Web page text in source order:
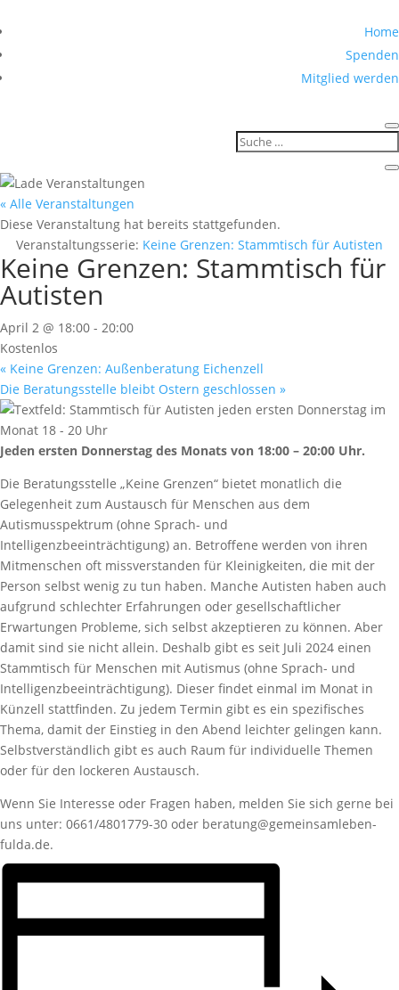
Home
Spenden
Mitglied werden
« Alle Veranstaltungen
Diese Veranstaltung hat bereits stattgefunden.
Veranstaltungsserie: Keine Grenzen: Stammtisch für Autisten
Keine Grenzen: Stammtisch für
Autisten
April 2 @ 18:00 - 20:00
Kostenlos
« Keine Grenzen: Außenberatung Eichenzell
Die Beratungsstelle bleibt Ostern geschlossen »
Jeden ersten Donnerstag des Monats von 18:00 – 20:00 Uhr.
Die Beratungsstelle „Keine Grenzen“ bietet monatlich die
Gelegenheit zum Austausch für Menschen aus dem
Autismusspektrum (ohne Sprach- und
Intelligenzbeeinträchtigung) an. Betroffene werden von ihren
Mitmenschen oft missverstanden für Kleinigkeiten, die mit der
Person selbst wenig zu tun haben. Manche Autisten haben auch
aufgrund schlechter Erfahrungen oder gesellschaftlicher
Erwartungen Probleme, sich selbst akzeptieren zu können. Aber
damit sind sie nicht allein. Deshalb gibt es seit Juli 2024 einen
Stammtisch für Menschen mit Autismus (ohne Sprach- und
Intelligenzbeeinträchtigung). Dieser findet einmal im Monat in
Künzell stattfinden. Zu jedem Termin gibt es ein spezifisches
Thema, damit der Einstieg in den Abend leichter gelingen kann.
Selbstverständlich gibt es auch Raum für individuelle Themen
oder für den lockeren Austausch.
Wenn Sie Interesse oder Fragen haben, melden Sie sich gerne bei
uns unter: 0661/4801779-30 oder beratung@gemeinsamleben-
fulda.de.